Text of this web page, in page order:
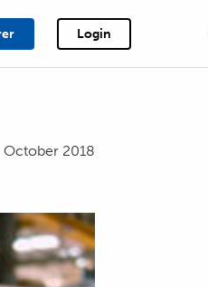
Login
October 2018